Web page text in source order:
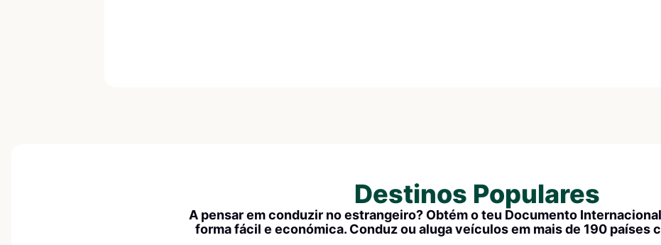
Destinos Populares
A pensar em conduzir no estrangeiro? Obtém o teu Documento
forma fácil e económica. Conduz ou aluga veículos em mais de 190 países